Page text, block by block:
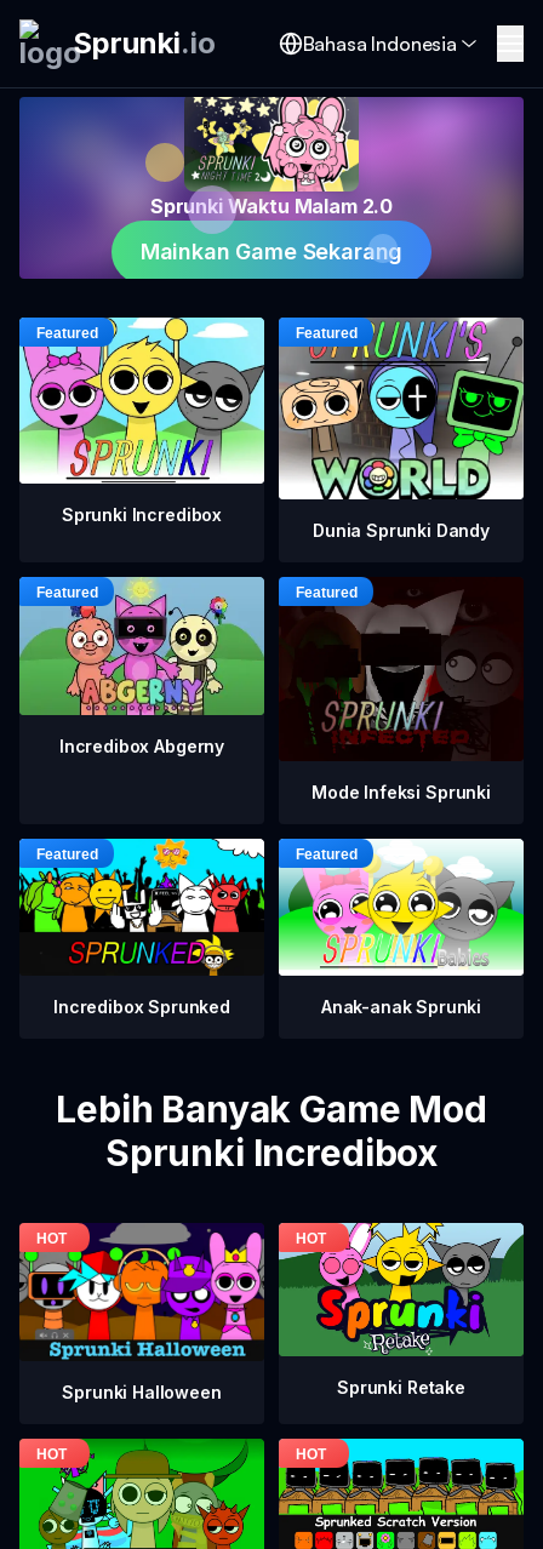
Sprunki.io Bahasa Indonesia
Sprunki Waktu Malam 2.0
Mainkan Game Sekarang
Sprunki Incredibox
Dunia Sprunki Dandy
Incredibox Abgerny
Mode Infeksi Sprunki
Incredibox Sprunked Anak-anak Sprunki
Lebih Banyak Game Mod
Sprunki Incredibox
Sprunki Halloween Sprunki Retake